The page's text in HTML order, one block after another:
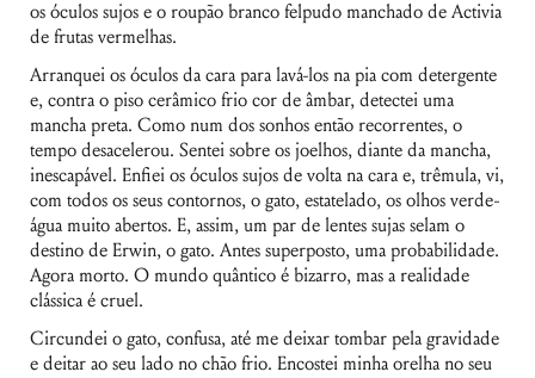
os óculos sujos e o roupão branco felpudo manchado de Activia
de frutas vermelhas.
Arranquei os óculos da cara para lavá-los na pia com detergente
e, contra o piso cerâmico frio cor de âmbar, detectei uma
mancha preta. Como num dos sonhos então recorrentes, o
tempo desacelerou. Sentei sobre os joelhos, diante da mancha,
inescapável. Enfiei os óculos sujos de volta na cara e, trêmula, vi,
com todos os seus contornos, o gato, estatelado, os olhos verde-
água muito abertos. E, assim, um par de lentes sujas selam o
destino de Erwin, o gato. Antes superposto, uma probabilidade.
Agora morto. O mundo quântico é bizarro, mas a realidade
clássica é cruel.
Circundei o gato, confusa, até me deixar tombar pela gravidade
e deitar ao seu lado no chão frio. Encostei minha orelha no seu